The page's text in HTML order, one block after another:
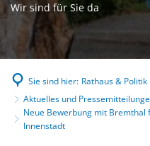
Wir sind für Sie da
Sie sind hier: Rathaus & Politik
Aktuelles und
Neue Bewerbung mit
Innenstadt